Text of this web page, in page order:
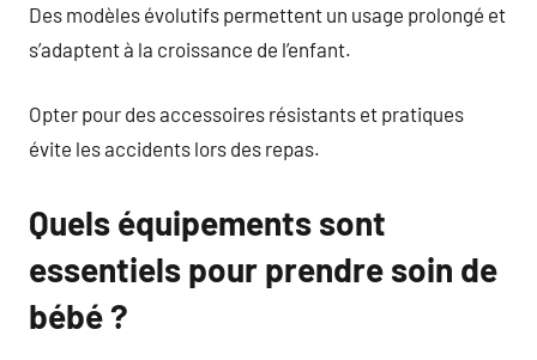
Des modèles évolutifs permettent un usage prolongé et
s’adaptent à la croissance de l’enfant.
Opter pour des accessoires résistants et pratiques
évite les accidents lors des repas.
Quels équipements sont
essentiels pour prendre soin de
bébé ?